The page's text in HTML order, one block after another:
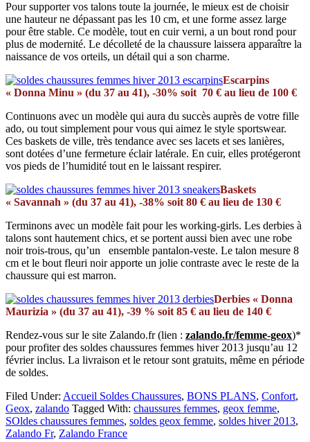
Pour supporter vos talons toute la journée, le mieux est de choisir
une hauteur ne dépassant pas les 10 cm, et une forme assez large
pour être stable. Ce modèle, tout en cuir verni, a un bout rond pour
plus de modernité. Le décolleté de la chaussure laissera apparaître la
naissance de vos orteils, un détail qui a son charme.
Escarpins
« Donna Minu » (du 37 au 41), -30% soit 70 € au lieu de 100 €
Continuons avec un modèle qui aura du succès auprès de votre fille
ado, ou tout simplement pour vous qui aimez le style sportswear.
Ces baskets de ville, très tendance avec ses lacets et ses lanières,
sont dotées d’une fermeture éclair latérale. En cuir, elles protégeront
vos pieds de l’humidité tout en le laissant respirer.
Baskets
« Savannah » (du 37 au 41), -38% soit 80 € au lieu de 130 €
Terminons avec un modèle fait pour les working-girls. Les derbies à
talons sont hautement chics, et se portent aussi bien avec une robe
noir trois-trous, qu’un ensemble pantalon-veste. Le talon mesure 8
cm et le bout fleuri noir apporte un jolie contraste avec le reste de la
chaussure qui est marron.
Derbies « Donna
Maurizia » (du 37 au 41), -39 % soit 85 € au lieu de 140 €
Rendez-vous sur le site Zalando.fr (lien : zalando.fr/femme-geox)*
pour profiter des soldes chaussures femmes hiver 2013 jusqu’au 12
février inclus. La livraison et le retour sont gratuits, même en période
de soldes.
Filed Under: Accueil Soldes Chaussures, BONS PLANS, Confort,
Geox, zalando Tagged With: chaussures femmes, geox femme,
SOldes chaussures femmes, soldes geox femme, soldes hiver 2013,
Zalando Fr, Zalando France